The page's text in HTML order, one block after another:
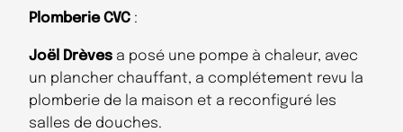
Plomberie CVC :
Joël Drèves a posé une pompe à chaleur, avec
un plancher chauffant, a complétement revu la
plomberie de la maison et a reconfiguré les
salles de douches.